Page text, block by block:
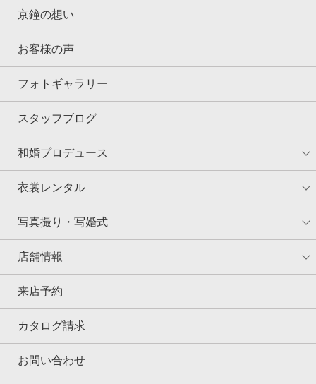
京鐘の想い
お客様の声
フォトギャラリー
スタッフブログ
和婚プロデュース
衣裳レンタル
写真撮り・写婚式
店舗情報
来店予約
カタログ請求
お問い合わせ